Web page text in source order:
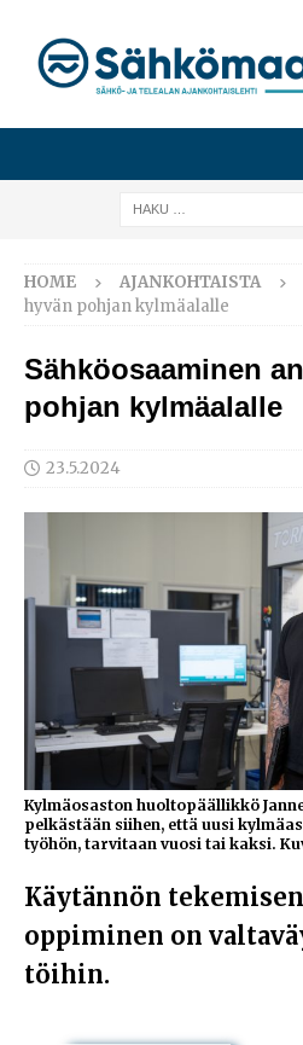
HOME AJANKOHTAISTA
hyvän pohjan kylmäalalle
Sähköosaaminen
pohjan kylmäalalle
23.5.2024
Kylmäosaston huoltopäällikkö
pelkästään siihen, että uusi
työhön, tarvitaan vuosi tai kaksi.
Käytännön
oppiminen on
töihin.